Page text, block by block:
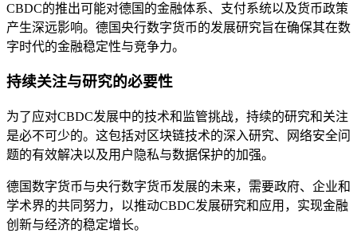
CBDC的推出可能对德国的金融体系、支付系统以及货币政策
产生深远影响。德国央行数字货币的发展研究旨在确保其在数
字时代的金融稳定性与竞争力。
持续关注与研究的必要性
为了应对CBDC发展中的技术和监管挑战，持续的研究和关注
是必不可少的。这包括对区块链技术的深入研究、网络安全问
题的有效解决以及用户隐私与数据保护的加强。
德国数字货币与央行数字货币发展的未来，需要政府、企业和
学术界的共同努力，以推动CBDC发展研究和应用，实现金融
创新与经济的稳定增长。